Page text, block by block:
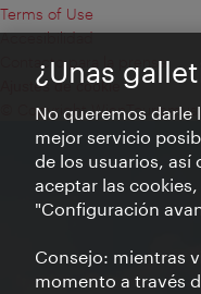
Terms of Use
Accesibilidad
Contacto para la prensa
Ajustes de cookie
© Copyright WienTourismus
¿Unas
No queremos darle
mejor servicio
de los usuarios, así
aceptar las
"Configuración
Consejo: mientras
momento a través